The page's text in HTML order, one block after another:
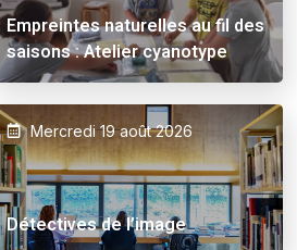
Alex Schuurbiers.
Placeholder
Empreintes naturelles au fil des
saisons : Atelier cyanotype
Mercredi 19 août 2026
Détectives de l’image